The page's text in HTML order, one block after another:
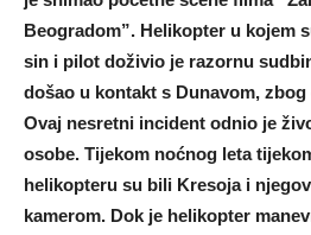
Beogradom”. Helikopter u kojem
sin i pilot doživio je razornu
došao u kontakt s Dunavom,
Ovaj nesretni incident odnio je
osobe. Tijekom noćnog leta
helikopteru su bili Kresoja i
kamerom. Dok je helikopter